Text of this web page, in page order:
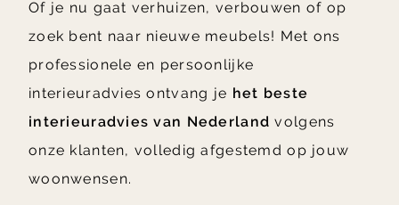
Of je nu gaat verhuizen, verbouwen of op
zoek bent naar nieuwe meubels! Met ons
professionele en persoonlijke
interieuradvies ontvang je het beste
interieuradvies van Nederland volgens
onze klanten, volledig afgestemd op jouw
woonwensen.